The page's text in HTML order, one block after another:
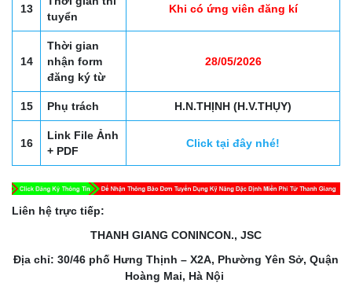
13
tuyển
Khi có ứng viên đăng kí
14
Thời gian
nhận form
đăng ký từ
28/05/2026
15 Phụ trách H.N.THỊNH (H.V.THỤY)
16
Link File Ảnh
+ PDF
Click tại đây nhé!
Liên hệ trực tiếp:
THANH GIANG CONINCON., JSC
Địa chỉ: 30/46 phố Hưng Thịnh – X2A, Phường Yên Sở, Quận
Hoàng Mai, Hà Nội